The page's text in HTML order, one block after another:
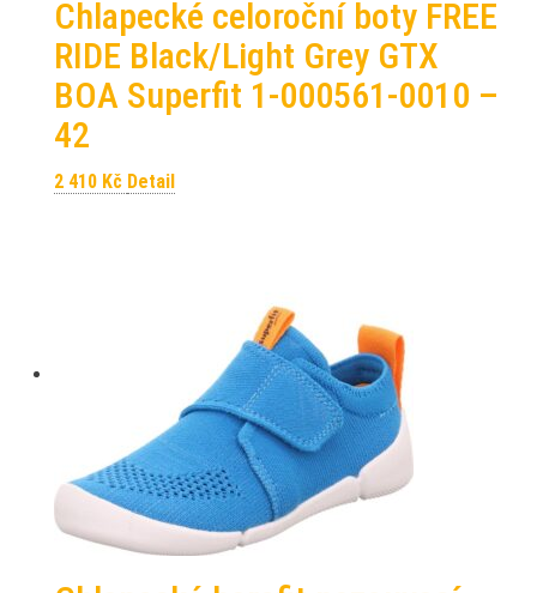
Chlapecké celoroční boty FREE
RIDE Black/Light Grey GTX
BOA Superfit 1-000561-0010 –
42
2 410 Kč Detail